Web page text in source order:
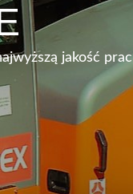
jakość prac